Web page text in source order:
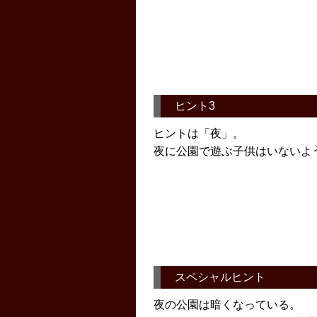
ヒント3
ヒントは「夜」。
夜に公園で遊ぶ子供はいないよ
スペシャルヒント
夜の公園は暗くなっている。